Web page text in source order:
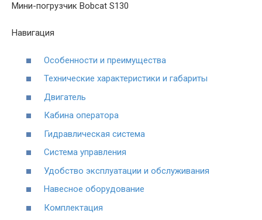
Мини-погрузчик Bobcat S130
Навигация
Особенности и преимущества
Технические характеристики и габариты
Двигатель
Кабина оператора
Гидравлическая система
Система управления
Удобство эксплуатации и обслуживания
Навесное оборудование
Комплектация